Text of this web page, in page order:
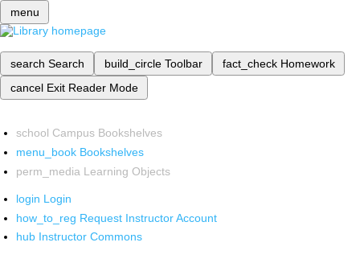
menu
search Search build_circle Toolbar fact_check Homework
cancel Exit Reader Mode
school Campus Bookshelves
menu_book Bookshelves
perm_media Learning Objects
login Login
how_to_reg Request Instructor Account
hub Instructor Commons